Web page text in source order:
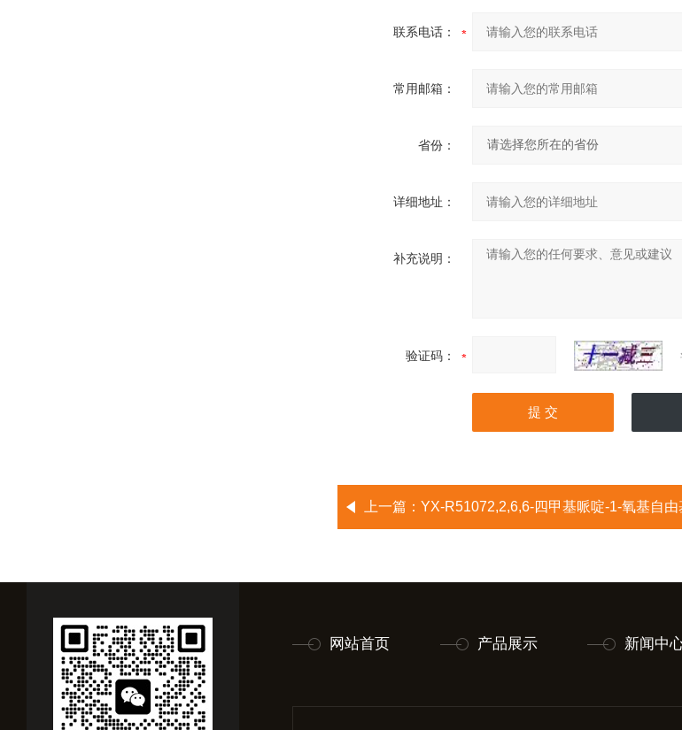
联系电话：
常用邮箱：
省份：
详细地址：
补充说明：
验证码：
上一篇： YX-R51072,2,6,6-四甲基哌啶-1-氧基自由基/2,2,6,6-四甲基哌啶氧化物/2,2,6,6-四甲基哌啶-1-氧
网站首页 产品展示 新闻中